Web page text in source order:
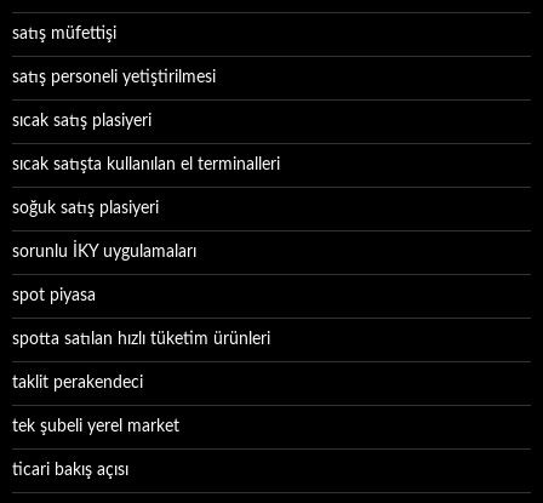
satış müfettişi
satış personeli yetiştirilmesi
sıcak satış plasiyeri
sıcak satışta kullanılan el terminalleri
soğuk satış plasiyeri
sorunlu İKY uygulamaları
spot piyasa
spotta satılan hızlı tüketim ürünleri
taklit perakendeci
tek şubeli yerel market
ticari bakış açısı